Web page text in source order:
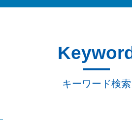
Keyword
キーワード検索